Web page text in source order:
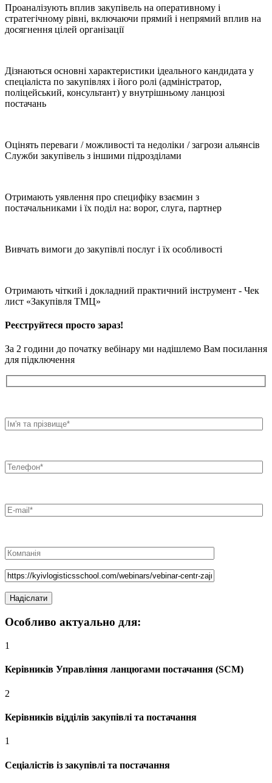
Проаналізують вплив закупівель на оперативному і
стратегічному рівні, включаючи прямий і непрямий вплив на
досягнення цілей організації
Дізнаються основні характеристики ідеального кандидата у
спеціаліста по закупівлях і його ролі (адміністратор,
поліцейський, консультант) у внутрішньому ланцюзі
постачань
Оцінять переваги / можливості та недоліки / загрози альянсів
Служби закупівель з іншими підрозділами
Отримають уявлення про специфіку взаємин з
постачальниками і їх поділ на: ворог, слуга, партнер
Вивчать вимоги до закупівлі послуг і їх особливості
Отримають чіткий і докладний практичний інструмент - Чек
лист «Закупівля ТМЦ»
Реєструйтеся просто зараз!
За 2 години до початку вебінару ми надішлемо Вам посилання
для підключення
Особливо актуально для:
1
Керівників Управління ланцюгами постачання (SСM)
2
Керівників відділів закупівлі та постачання
1
Сеціалістів із закупівлі та постачання